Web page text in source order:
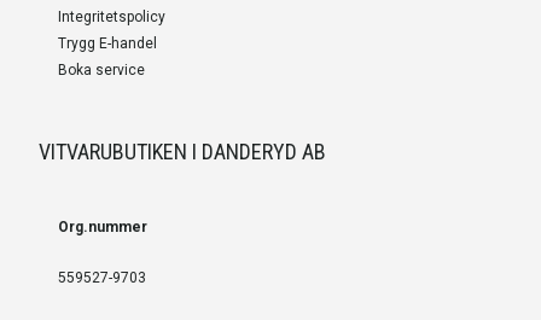
Integritetspolicy
Trygg E-handel
Boka service
VITVARUBUTIKEN I DANDERYD AB
Org.nummer
559527-9703